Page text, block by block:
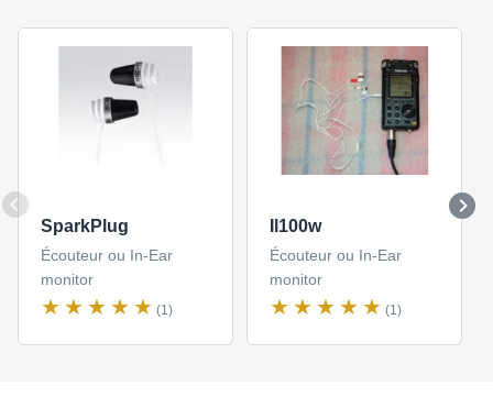
SparkPlug
Écouteur ou In-Ear
monitor
(1)
Il100w
Écouteur ou In-Ear
monitor
(1)